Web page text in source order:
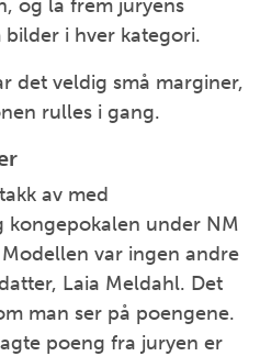
og la frem juryens
i hver kategori.
det veldig små marginer,
rulles i gang.
av med
kongepokalen under NM
var ingen andre
Laia Meldahl. Det
man ser på poengene.
poeng fra juryen er